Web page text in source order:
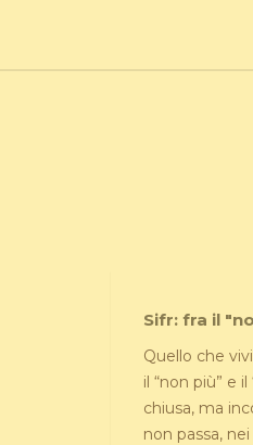
Sifr: fra il
Quello che
il “non più” e
chiusa, ma
non passa,